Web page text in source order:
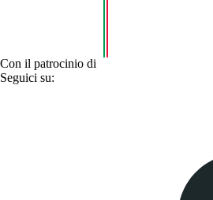
Con il patrocinio di
Seguici su: